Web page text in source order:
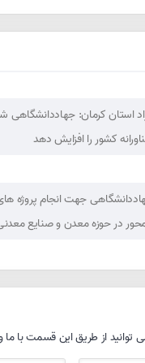
استان کرمان: جهاددانشگاهی
کشور را افزایش دهد
جهت انجام پروژه
محور در حوزه معدن و صنایع
توانید از طریق این قسمت با ما